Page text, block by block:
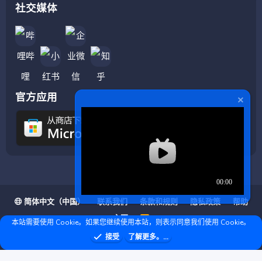
社交媒体
官方应用
简体中文（中国） 联系我们 条款和规则 隐私政策
帮助
主页
R
S
S
❤ © Copyright 2020–2026 基岩科技 版权所有 |Microsoft Marketplace
本站需要使用 Cookie。如果您继续使用本站，则表示同意我们使用 Cookie。
接受
了解更多。...